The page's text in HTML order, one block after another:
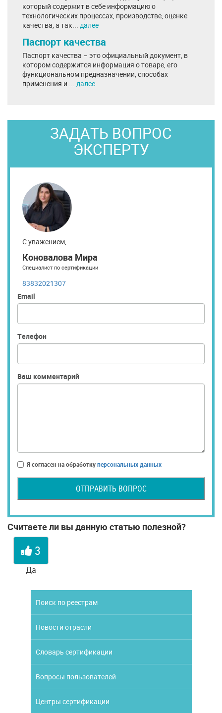
который содержит в себе информацию о
технологических процессах, производстве, оценке
качества, а так... далее
Паспорт качества
Паспорт качества – это официальный документ, в
котором содержится информация о товаре, его
функциональном предназначении, способах
применения и ... далее
ЗАДАТЬ ВОПРОС
ЭКСПЕРТУ
С уважением,
Коновалова Мира
Специалист по сертификации
83832021307
Email
Телефон
Ваш комментарий
Я согласен на обработкуперсональных данных
ОТПРАВИТЬ ВОПРОС
Считаете ли вы данную статью полезной?
3
Да
Поиск по реестрам
Новости отрасли
Словарь сертификации
Вопросы пользователей
Центры сертификации